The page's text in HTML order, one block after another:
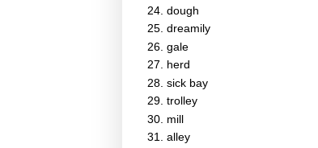
dough
dreamily
gale
herd
sick bay
trolley
mill
alley